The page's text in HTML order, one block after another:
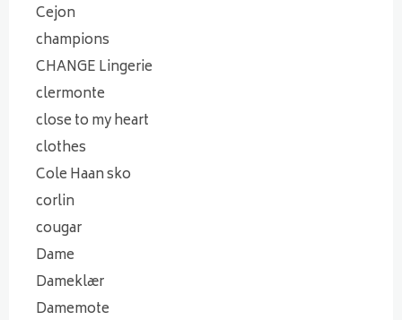
Cejon
champions
CHANGE Lingerie
clermonte
close to my heart
clothes
Cole Haan sko
corlin
cougar
Dame
Dameklær
Damemote